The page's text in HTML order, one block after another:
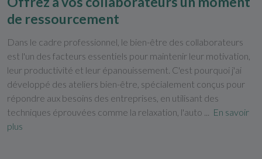
de ressourcement
Dans le cadre professionnel, le bien-être des collaborateurs
est l'un des facteurs essentiels pour maintenir leur motivation,
leur productivité et leur épanouissement. C'est pourquoi j'ai
développé des ateliers bien-être, spécialement conçus pour
répondre aux besoins des entreprises, en utilisant des
techniques éprouvées comme la relaxation, l'auto ...
En savoir
plus